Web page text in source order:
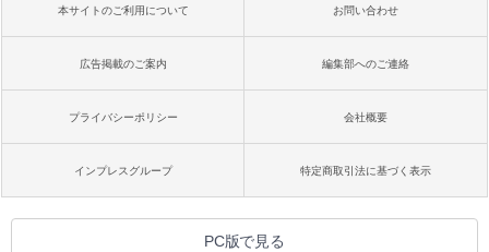
本サイトのご利用について お問い合わせ
広告掲載のご案内 編集部へのご連絡
プライバシーポリシー 会社概要
インプレスグループ 特定商取引法に基づく表示
PC版で見る